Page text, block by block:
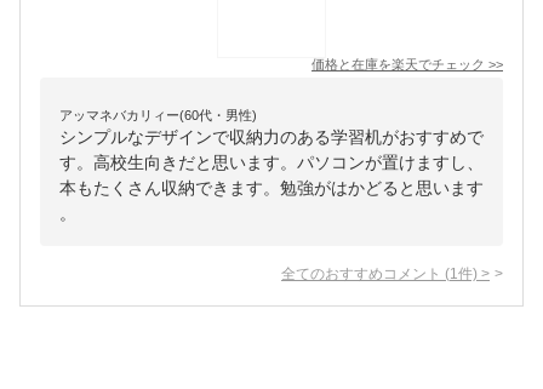
価格と在庫を楽天でチェック >>
アッマネバカリィー(60代・男性)
シンプルなデザインで収納力のある学習机がおすすめで
す。高校生向きだと思います。パソコンが置けますし、
本もたくさん収納できます。勉強がはかどると思います
。
全てのおすすめコメント (1 件) >